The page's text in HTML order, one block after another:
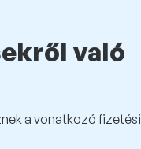
való
a vonatkozó fizetési